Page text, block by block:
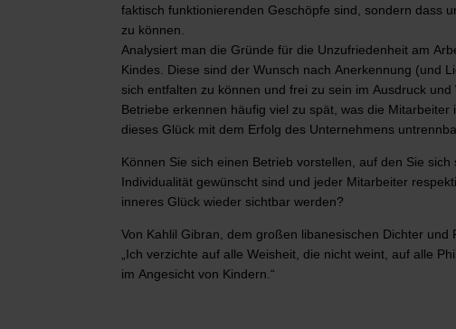
faktisch funktionierenden Geschöpfe sind, sondern dass
zu können.
Analysiert man die Gründe für die Unzufriedenheit am
Kindes. Diese sind der Wunsch nach Anerkennung (und
sich entfalten zu können und frei zu sein im Ausdruck und
Betriebe erkennen häufig viel zu spät, was die
dieses Glück mit dem Erfolg des Unternehmens
Können Sie sich einen Betrieb vorstellen, auf den Sie
Individualität gewünscht sind und jeder Mitarbeiter
inneres Glück wieder sichtbar werden?
Von Kahlil Gibran, dem großen libanesischen Dichter und
„Ich verzichte auf alle Weisheit, die nicht weint, auf alle
im Angesicht von Kindern.“